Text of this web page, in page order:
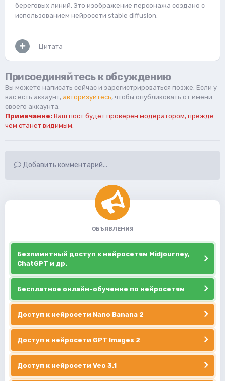
береговых линий. Это изображение персонажа создано с
использованием нейросети stable diffusion.
Цитата
Присоединяйтесь к обсуждению
Вы можете написать сейчас и зарегистрироваться позже. Если у
вас есть аккаунт, авторизуйтесь, чтобы опубликовать от имени
своего аккаунта.
Примечание: Ваш пост будет проверен модератором, прежде
чем станет видимым.
Добавить комментарий...
ОБЪЯВЛЕНИЯ
Безлимитный доступ к нейросетям Midjourney,
ChatGPT и др.
Бесплатное онлайн-обучение по нейросетям
Доступ к нейросети Nano Banana 2
Доступ к нейросети GPT Images 2
Доступ к нейросети Veo 3.1